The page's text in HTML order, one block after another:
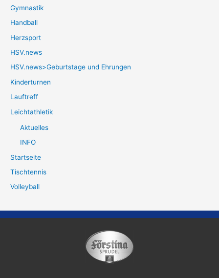
Gymnastik
Handball
Herzsport
HSV.news
HSV.news>Geburtstage und Ehrungen
Kinderturnen
Lauftreff
Leichtathletik
Aktuelles
INFO
Startseite
Tischtennis
Volleyball